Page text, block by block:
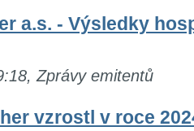
a.s. - Výsledky
Zprávy emitentů
vzrostl v roce